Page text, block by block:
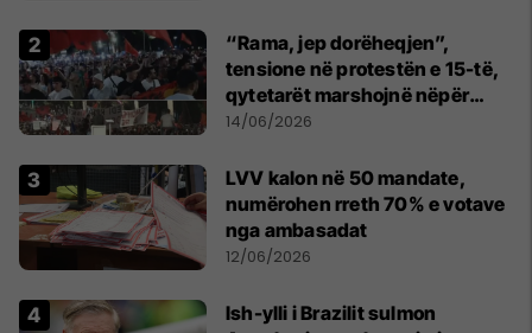
“Rama, jep dorëheqjen”,
tensione në protestën e 15-të,
qytetarët marshojnë nëpër
kryeqytet
14/06/2026
LVV kalon në 50 mandate,
numërohen rreth 70% e votave
nga ambasadat
12/06/2026
Ish-ylli i Brazilit sulmon